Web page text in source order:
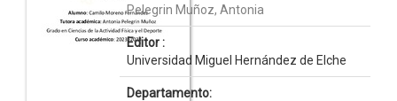
Pelegrin Muñoz, Antonia
Editor :
Universidad Miguel Hernández de Elche
Departamento: